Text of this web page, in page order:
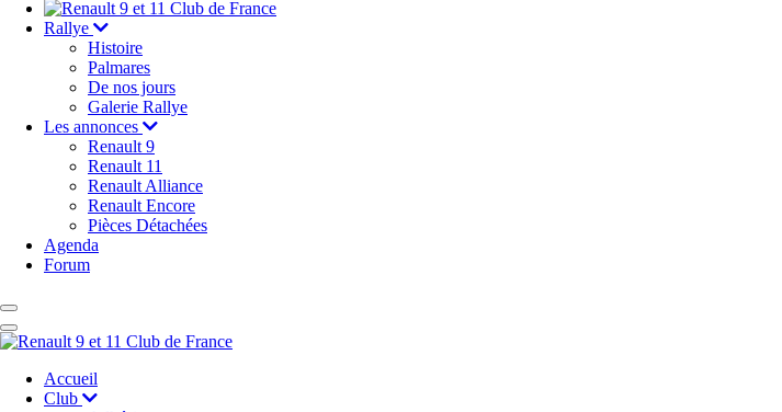
Rallye
Histoire
Palmares
De nos jours
Galerie Rallye
Les annonces
Renault 9
Renault 11
Renault Alliance
Renault Encore
Pièces Détachées
Agenda
Forum
Accueil
Club